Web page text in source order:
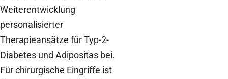
Weiterentwicklung
personalisierter
Therapieansätze für Typ-2-
Diabetes und Adipositas bei.
Für chirurgische Eingriffe ist